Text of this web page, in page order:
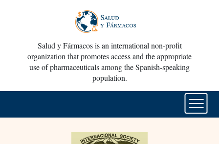
Salud y Fármacos is an international non-profit
organization that promotes access and the appropriate
use of pharmaceuticals among the Spanish-speaking
population.